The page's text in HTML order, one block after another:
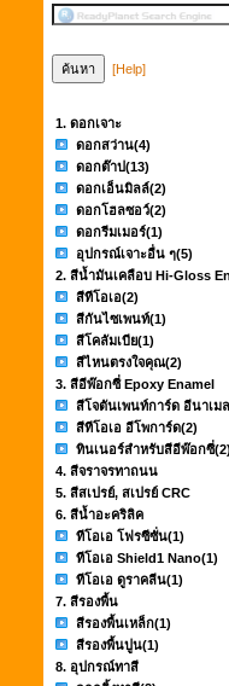
[Help]
1. ดอกเจาะ
ดอกสว่าน(4)
ดอกต๊าป(13)
ดอกเอ็นมิลล์(2)
ดอกโฮลซอว์(2)
ดอกรีมเมอร์(1)
อุปกรณ์เจาะอื่น ๆ(5)
2. สีน้ำมันเคลือบ Hi-Gloss
สีทีโอเอ(2)
สีกันไซเพนท์(1)
สีโคลัมเบีย(1)
สีไหนตรงใจคุณ(2)
3. สีอีพ๊อกซี่ Epoxy Enamel
สีโจตันเพนท์การ์ด อีนาเมล
สีทีโอเอ อีโพการ์ด(2)
ทินเนอร์สำหรับสีอีพ๊อกซี่(2)
4. สีจราจรทาถนน
5. สีสเปรย์, สเปรย์ CRC
6. สีน้ำอะคริลิค
ทีโอเอ โฟรซีซั่น(1)
ทีโอเอ Shield1 Nano(1)
ทีโอเอ ดูราคลีน(1)
7. สีรองพื้น
สีรองพื้นเหล็ก(1)
สีรองพื้นปูน(1)
8. อุปกรณ์ทาสี